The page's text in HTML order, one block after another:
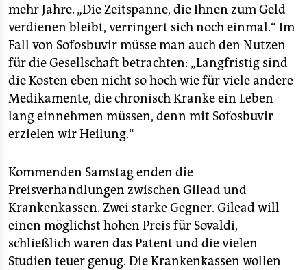
mehr Jahre. „Die Zeitspanne, die Ihnen zum Geld
verdienen bleibt, verringert sich noch einmal.“ Im
Fall von Sofosbuvir müsse man auch den Nutzen
für die Gesellschaft betrachten: „Langfristig sind
die Kosten eben nicht so hoch wie für viele andere
Medikamente, die chronisch Kranke ein Leben
lang einnehmen müssen, denn mit Sofosbuvir
erzielen wir Heilung.“
Kommenden Samstag enden die
Preisverhandlungen zwischen Gilead und
Krankenkassen. Zwei starke Gegner. Gilead will
einen möglichst hohen Preis für Sovaldi,
schließlich waren das Patent und die vielen
Studien teuer genug. Die Krankenkassen wollen